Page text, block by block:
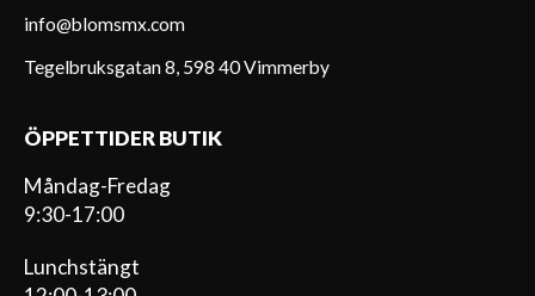
info@blomsmx.com
Tegelbruksgatan 8, 598 40 Vimmerby
ÖPPETTIDER BUTIK
Måndag-Fredag
9:30-17:00
Lunchstängt